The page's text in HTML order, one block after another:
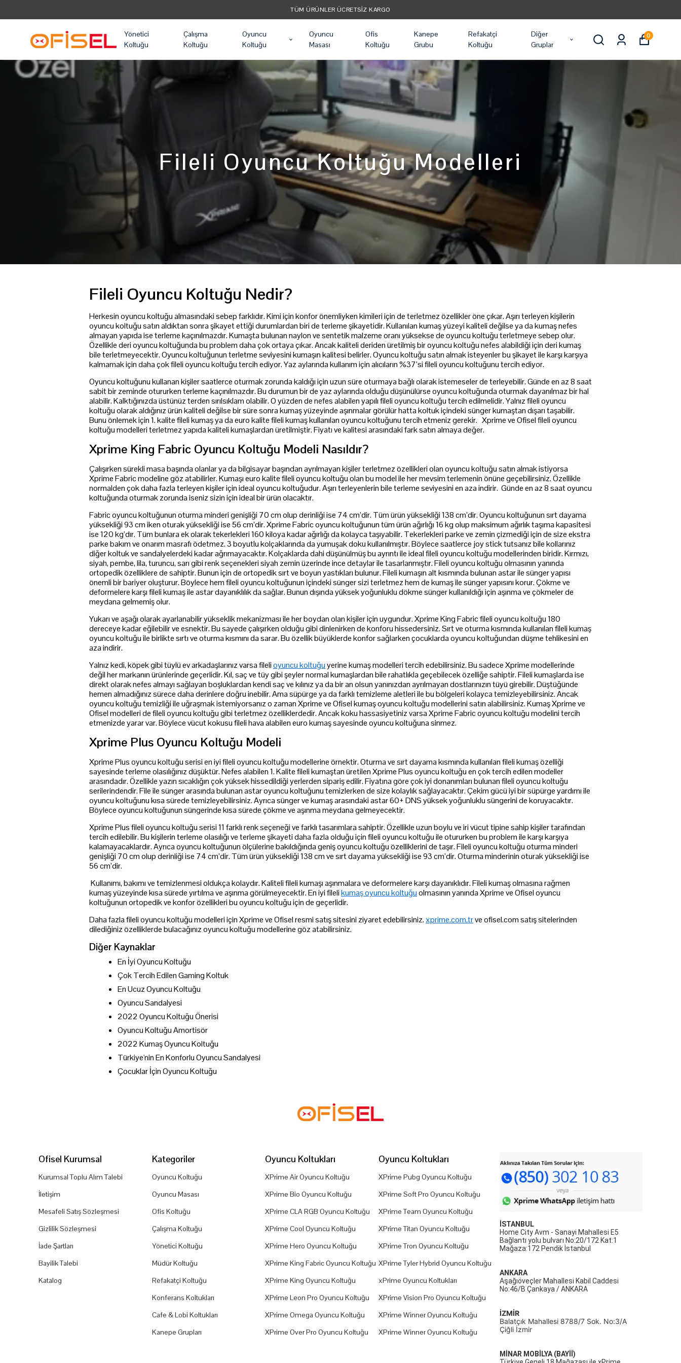
TÜM KREDI KARTLARINA VADE FARKSIZ 3 TAKSIT!
Yönetici
Koltuğu
Çalışma
Koltuğu
Oyuncu
Koltuğu
Oyuncu
Masası
Ofis
Koltuğu
Kanepe
Grubu
Refakatçi
Koltuğu
Diğer
Gruplar
0
Fileli Oyuncu Koltuğu Modelleri
Fileli Oyuncu Koltuğu Nedir?
Herkesin oyuncu koltuğu almasındaki sebep farklıdır. Kimi için konfor önemliyken kimileri için de terletmez özellikler öne çıkar. Aşırı terleyen kişilerin
oyuncu koltuğu satın aldıktan sonra şikayet ettiği durumlardan biri de terleme şikayetidir. Kullanılan kumaş yüzeyi kaliteli değilse ya da kumaş nefes
almayan yapıda ise terleme kaçınılmazdır. Kumaşta bulunan naylon ve sentetik malzeme oranı yüksekse de oyuncu koltuğu terletmeye sebep olur.
Özellikle deri oyuncu koltuğunda bu problem daha çok ortaya çıkar. Ancak kaliteli deriden üretilmiş bir oyuncu koltuğu nefes alabildiği için deri kumaş
bile terletmeyecektir. Oyuncu koltuğunun terletme seviyesini kumaşın kalitesi belirler. Oyuncu koltuğu satın almak isteyenler bu şikayet ile karşı karşıya
kalmamak için daha çok fileli oyuncu koltuğu tercih ediyor. Yaz aylarında kullanım için alıcıların %37’si fileli oyuncu koltuğunu tercih ediyor.
Oyuncu koltuğunu kullanan kişiler saatlerce oturmak zorunda kaldığı için uzun süre oturmaya bağlı olarak istemeseler de terleyebilir. Günde en az 8 saat
sabit bir zeminde otururken terleme kaçınılmazdır. Bu durumun bir de yaz aylarında olduğu düşünülürse oyuncu koltuğunda oturmak dayanılmaz bir hal
alabilir. Kalktığınızda üstünüz terden sırılsıklam olabilir. O yüzden de nefes alabilen yapılı fileli oyuncu koltuğu tercih edilmelidir. Yalnız fileli oyuncu
koltuğu olarak aldığınız ürün kaliteli değilse bir süre sonra kumaş yüzeyinde aşınmalar görülür hatta koltuk içindeki sünger kumaştan dışarı taşabilir.
Bunu önlemek için 1. kalite fileli kumaş ya da euro kalite fileli kumaş kullanılan oyuncu koltuğunu tercih etmeniz gerekir. Xprime ve Ofisel fileli oyuncu
koltuğu modelleri terletmez yapıda kaliteli kumaşlardan üretilmiştir. Fiyatı ve kalitesi arasındaki fark satın almaya değer.
Xprime King Fabric Oyuncu Koltuğu Modeli Nasıldır?
Çalışırken sürekli masa başında olanlar ya da bilgisayar başından ayrılmayan kişiler terletmez özellikleri olan oyuncu koltuğu satın almak istiyorsa
Xprime Fabric modeline göz atabilirler. Kumaşı euro kalite fileli oyuncu koltuğu olan bu model ile her mevsim terlemenin önüne geçebilirsiniz. Özellikle
normalden çok daha fazla terleyen kişiler için ideal oyuncu koltuğudur. Aşırı terleyenlerin bile terleme seviyesini en aza indirir. Günde en az 8 saat oyuncu
koltuğunda oturmak zorunda iseniz sizin için ideal bir ürün olacaktır.
Fabric oyuncu koltuğunun oturma minderi genişliği 70 cm olup derinliği ise 74 cm’dir. Tüm ürün yüksekliği 138 cm’dir. Oyuncu koltuğunun sırt dayama
yüksekliği 93 cm iken oturak yüksekliği ise 56 cm’dir. Xprime Fabric oyuncu koltuğunun tüm ürün ağırlığı 16 kg olup maksimum ağırlık taşıma kapasitesi
ise 120 kg’dır. Tüm bunlara ek olarak tekerlekleri 160 kiloya kadar ağırlığı da kolayca taşıyabilir. Tekerlekleri parke ve zemin çizmediği için de size ekstra
parke bakım ve onarım masrafı ödetmez. 3 boyutlu kolçaklarında da yumuşak doku kullanılmıştır. Böylece saatlerce joy stick tutsanız bile kollarınız
diğer koltuk ve sandalyelerdeki kadar ağrımayacaktır. Kolçaklarda dahi düşünülmüş bu ayrıntı ile ideal fileli oyuncu koltuğu modellerinden biridir. Kırmızı,
siyah, pembe, lila, turuncu, sarı gibi renk seçenekleri siyah zemin üzerinde ince detaylar ile tasarlanmıştır. Fileli oyuncu koltuğu olmasının yanında
ortopedik özelliklere de sahiptir. Bunun için de ortopedik sırt ve boyun yastıkları bulunur. Fileli kumaşın alt kısmında bulunan astar ile sünger yapısı
önemli bir bariyer oluşturur. Böylece hem fileli oyuncu koltuğunun içindeki sünger sizi terletmez hem de kumaş ile sünger yapısını korur. Çökme ve
deformelere karşı fileli kumaş ile astar dayanıklılık da sağlar. Bunun dışında yüksek yoğunluklu dökme sünger kullanıldığı için aşınma ve çökmeler de
meydana gelmemiş olur.
Yukarı ve aşağı olarak ayarlanabilir yükseklik mekanizması ile her boydan olan kişiler için uygundur. Xprime King Fabric fileli oyuncu koltuğu 180
dereceye kadar eğilebilir ve esnektir. Bu sayede çalışırken olduğu gibi dinlenirken de konforu hissedersiniz. Sırt ve oturma kısmında kullanılan fileli kumaş
oyuncu koltuğu ile birlikte sırtı ve oturma kısmını da sarar. Bu özellik büyüklerde konfor sağlarken çocuklarda oyuncu koltuğundan düşme tehlikesini en
aza indirir.
Yalnız kedi, köpek gibi tüylü ev arkadaşlarınız varsa filelioyuncu koltuğuyerine kumaş modelleri tercih edebilirsiniz. Bu sadece Xprime modellerinde
değil her markanın ürünlerinde geçerlidir. Kıl, saç ve tüy gibi şeyler normal kumaşlardan bile rahatlıkla geçebilecek özelliğe sahiptir. Fileli kumaşlarda ise
direkt olarak nefes almayı sağlayan boşluklardan kendi saç ve kılınız ya da bir an olsun yanınızdan ayrılmayan dostlarınızın tüyü girebilir. Düştüğünde
hemen almadığınız sürece daha derinlere doğru inebilir. Ama süpürge ya da farklı temizleme aletleri ile bu bölgeleri kolayca temizleyebilirsiniz. Ancak
oyuncu koltuğu temizliği ile uğraşmak istemiyorsanız o zaman Xprime ve Ofisel kumaş oyuncu koltuğu modellerini satın alabilirsiniz. Kumaş Xprime ve
Ofisel modelleri de fileli oyuncu koltuğu gibi terletmez özelliklerdedir. Ancak koku hassasiyetiniz varsa Xprime Fabric oyuncu koltuğu modelini tercih
etmenizde yarar var. Böylece vücut kokusu fileli hava alabilen euro kumaş sayesinde oyuncu koltuğuna sinmez.
Xprime Plus Oyuncu Koltuğu Modeli
Xprime Plus oyuncu koltuğu serisi en iyi fileli oyuncu koltuğu modellerine örnektir. Oturma ve sırt dayama kısmında kullanılan fileli kumaş özelliği
sayesinde terleme olasılığınız düşüktür. Nefes alabilen 1. Kalite fileli kumaştan üretilen Xprime Plus oyuncu koltuğu en çok tercih edilen modeller
arasındadır. Özellikle yazın sıcaklığın çok yüksek hissedildiği yerlerden sipariş edilir. Fiyatına göre çok iyi donanımları bulunan fileli oyuncu koltuğu
serilerindendir. File ile sünger arasında bulunan astar oyuncu koltuğunu temizlerken de size kolaylık sağlayacaktır. Çekim gücü iyi bir süpürge yardımı ile
oyuncu koltuğunu kısa sürede temizleyebilirsiniz. Ayrıca sünger ve kumaş arasındaki astar 60+ DNS yüksek yoğunluklu süngerini de koruyacaktır.
Böylece oyuncu koltuğunun süngerinde kısa sürede çökme ve aşınma meydana gelmeyecektir.
Xprime Plus fileli oyuncu koltuğu serisi 11 farklı renk seçeneği ve farklı tasarımlara sahiptir. Özellikle uzun boylu ve iri vücut tipine sahip kişiler tarafından
tercih edilebilir. Bu kişilerin terleme olasılığı ve terleme şikayeti daha fazla olduğu için fileli oyuncu koltuğu ile otururken bu problem ile karşı karşıya
kalamayacaklardır. Ayrıca oyuncu koltuğunun ölçülerine bakıldığında geniş oyuncu koltuğu özelliklerini de taşır. Fileli oyuncu koltuğu oturma minderi
genişliği 70 cm olup derinliği ise 74 cm’dir. Tüm ürün yüksekliği 138 cm ve sırt dayama yüksekliği ise 93 cm’dir. Oturma minderinin oturak yüksekliği ise
56 cm’dir.
Kullanımı, bakımı ve temizlenmesi oldukça kolaydır. Kaliteli fileli kumaşı aşınmalara ve deformelere karşı dayanıklıdır. Fileli kumaş olmasına rağmen
kumaş yüzeyinde kısa sürede yırtılma ve aşınma görülmeyecektir. En iyi filelikumaş oyuncu koltuğuolmasının yanında Xprime ve Ofisel oyuncu
koltuğunun ortopedik ve konfor özellikleri bu oyuncu koltuğu için de geçerlidir.
Daha fazla fileli oyuncu koltuğu modelleri için Xprime ve Ofisel resmi satış sitesini ziyaret edebilirsiniz.xprime.com.trve ofisel.com satış sitelerinden
dilediğiniz özelliklerde bulacağınız oyuncu koltuğu modellerine göz atabilirsiniz.
Diğer Kaynaklar
En İyi Oyuncu Koltuğu
Çok Tercih Edilen Gaming Koltuk
En Ucuz Oyuncu Koltuğu
Oyuncu Sandalyesi
2022 Oyuncu Koltuğu Önerisi
Oyuncu Koltuğu Amortisör
2022 Kumaş Oyuncu Koltuğu
Türkiye'nin En Konforlu Oyuncu Sandalyesi
Çocuklar İçin Oyuncu Koltuğu
Ofisel Kurumsal
Kurumsal Toplu Alım Talebi
İletişim
Mesafeli Satış Sözleşmesi
Gizlilik Sözleşmesi
İade Şartları
Bayilik Talebi
Katalog
Kategoriler
Oyuncu Koltuğu
Oyuncu Masası
Ofis Koltuğu
Çalışma Koltuğu
Yönetici Koltuğu
Müdür Koltuğu
Refakatçi Koltuğu
Konferans Koltukları
Cafe & Lobi Koltukları
Kanepe Grupları
Oyuncu Koltukları
XPrime Air Oyuncu Koltuğu
XPrime Bio Oyuncu Koltuğu
XPrime CLA RGB Oyuncu Koltuğu
XPrime Cool Oyuncu Koltuğu
XPrime Hero Oyuncu Koltuğu
XPrime King Fabric Oyuncu Koltuğu
XPrime King Oyuncu Koltuğu
XPrime Leon Pro Oyuncu Koltuğu
XPrime Omega Oyuncu Koltuğu
XPrime Over Pro Oyuncu Koltuğu
Oyuncu Koltukları
XPrime Pubg Oyuncu Koltuğu
XPrime Soft Pro Oyuncu Koltuğu
XPrime Team Oyuncu Koltuğu
XPrime Titan Oyuncu Koltuğu
XPrime Tron Oyuncu Koltuğu
XPrime Tyler Hybrid Oyuncu Koltuğu
xPrime Oyuncu Koltukları
XPrime Vision Pro Oyuncu Koltuğu
XPrime Winner Oyuncu Koltuğu
XPrime Winner Oyuncu Koltuğu
İSTANBUL
Home City Avm - Sanayi Mahallesi E5
Bağlantı yolu bulvarı No:20/172 Kat:1
Mağaza:172 Pendik İstanbul
ANKARA
Aşağıöveçler Mahallesi Kabil Caddesi
No:46/B Çankaya / ANKARA
İZMİR
Balatçık Mahallesi 8788/7 Sok. No:3/A
Çiğli İzmir
MİNAR MOBİLYA (BAYİİ)